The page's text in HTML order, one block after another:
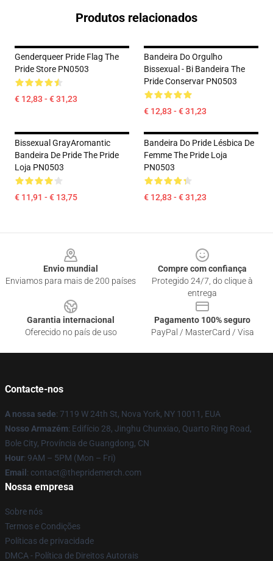
Produtos relacionados
Genderqueer Pride Flag The
Pride Store PN0503
€ 12,83 - € 31,23
Bandeira Do Orgulho
Bissexual - Bi Bandeira The
Pride Conservar PN0503
€ 12,83 - € 31,23
Bissexual GrayAromantic
Bandeira De Pride The Pride
Loja PN0503
€ 11,91 - € 13,75
Bandeira Do Pride Lésbica De
Femme The Pride Loja
PN0503
€ 12,83 - € 31,23
Envio mundial
Enviamos para mais de 200 países
Compre com confiança
Protegido 24/7, do clique à
entrega
Garantia internacional
Oferecido no país de uso
Pagamento 100% seguro
PayPal / MasterCard / Visa
Contacte-nos
A nossa sede: 7119 W 24th St, Nova York, NY 10011, EUA
Nosso Armazém: Edifício 28, Jinghu Chunxiao, Quarto Ring Road,
Bole City, Província de Guangdong, CN
Hour: 9AM – 5PM (Mon – Fri)
Email : contact@thepridemerch.com
Nossa empresa
Sobre nós
Termos e Condições
Políticas de privacidade
DMCA - Política de Direitos Autorais